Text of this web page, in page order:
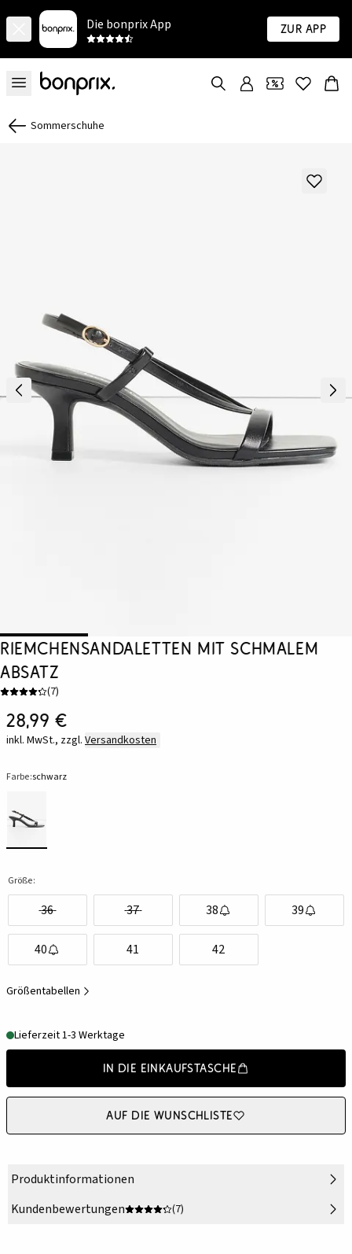
Die bonprix App Zur App
Sommerschuhe
Riemchensandaletten mit schmalem
Absatz
(7)
28,99 €
inkl. MwSt., zzgl. Versandkosten
Farbe:schwarz
Größe:
36 37 38 39
40 41 42
Größentabellen
Lieferzeit 1-3 Werktage
In die Einkaufstasche
Auf die Wunschliste
Produktinformationen
Kundenbewertungen
(7)